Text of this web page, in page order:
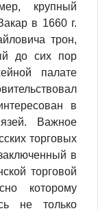
крупный
в 1660 г.
трон,
до сих пор
палате
в
Важное
торговых
в
торговой
которому
не только